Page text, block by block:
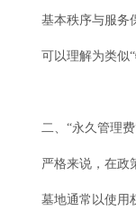
基本秩序与服务
可以理解为类似
二、“永久管理
严格来说，在政
墓地通常以使用